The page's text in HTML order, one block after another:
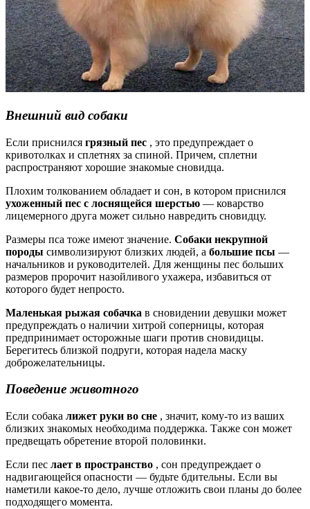
Внешний вид собаки
Если приснился грязный пес , это предупреждает о
кривотолках и сплетнях за спиной. Причем, сплетни
распространяют хорошие знакомые сновидца.
Плохим толкованием обладает и сон, в котором приснился
ухоженный пес с лоснящейся шерстью — коварство
лицемерного друга может сильно навредить сновидцу.
Размеры пса тоже имеют значение. Собаки некрупной
породы символизируют близких людей, а большие псы —
начальников и руководителей. Для женщины пес больших
размеров пророчит назойливого ухажера, избавиться от
которого будет непросто.
Маленькая рыжая собачка в сновидении девушки может
предупреждать о наличии хитрой соперницы, которая
предпринимает осторожные шаги против сновидицы.
Берегитесь близкой подруги, которая надела маску
доброжелательницы.
Поведение животного
Если собака лижет руки во сне , значит, кому-то из ваших
близких знакомых необходима поддержка. Также сон может
предвещать обретение второй половинки.
Если пес лает в пространство , сон предупреждает о
надвигающейся опасности — будьте бдительны. Если вы
наметили какое-то дело, лучше отложить свои планы до более
подходящего момента.